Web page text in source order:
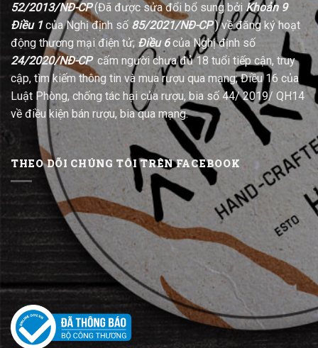
52/2013/NĐ-CP(Đã được sửa đổi bổ sung bởi Khoản 9
Điều 1của Nghị định số 85/2021/NĐ-CP) về đăng ký hoạt
động thương mại điện tử; Điều 6của Nghị định số
24/2020/NĐ-CPcấm người chưa đủ 18 tuổi tiếp cận, truy
cập, tìm kiếm thông tin và mua rượu qua mạng; Điều 16 của
Luật Phòng, chống tác hại của rượu, bia số 44/ 2019/ QH14
về điều kiện bán rượu, bia qua mạng.
THEO DÕI CHÚNG TÔI TRÊN FACEBOOK